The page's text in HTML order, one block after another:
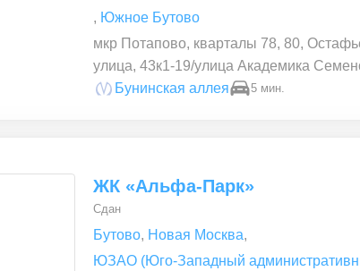
, Южное Бутово
мкр Потапово, кварталы 78, 80,
улица, 43к1-19/улица Академика
Бунинская аллея
5 мин.
ЖК «Альфа-Парк»
Сдан
Бутово, Новая Москва,
ЮЗАО (Юго-Западный